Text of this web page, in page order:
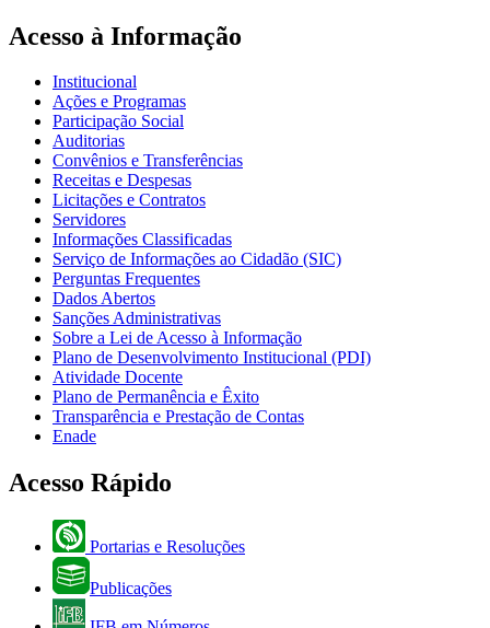
Acesso à Informação
Institucional
Ações e Programas
Participação Social
Auditorias
Convênios e Transferências
Receitas e Despesas
Licitações e Contratos
Servidores
Informações Classificadas
Serviço de Informações ao Cidadão (SIC)
Perguntas Frequentes
Dados Abertos
Sanções Administrativas
Sobre a Lei de Acesso à Informação
Plano de Desenvolvimento Institucional (PDI)
Atividade Docente
Plano de Permanência e Êxito
Transparência e Prestação de Contas
Enade
Acesso Rápido
Portarias e Resoluções
Publicações